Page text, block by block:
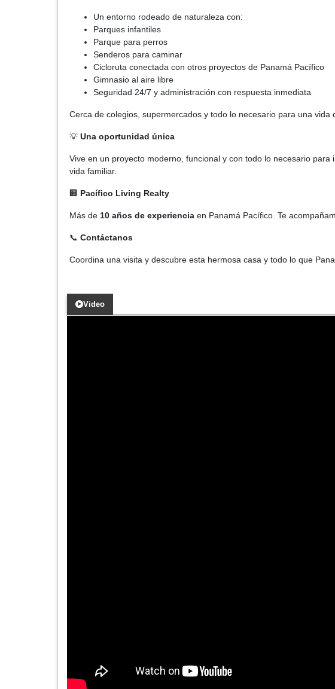
Un entorno rodeado de naturaleza con:
Parques infantiles
Parque para perros
Senderos para caminar
Cicloruta conectada con otros proyectos de Panamá Pacífico
Gimnasio al aire libre
Seguridad 24/7 y administración con respuesta inmediata
Cerca de colegios, supermercados y todo lo necesario para una vida
💡 Una oportunidad única
Vive en un proyecto moderno, funcional y con todo lo necesario
vida familiar.
🏢 Pacífico Living Realty
Más de 10 años de experiencia en Panamá Pacífico. Te
📞 Contáctanos
Coordina una visita y descubre esta hermosa casa y todo lo que
Video